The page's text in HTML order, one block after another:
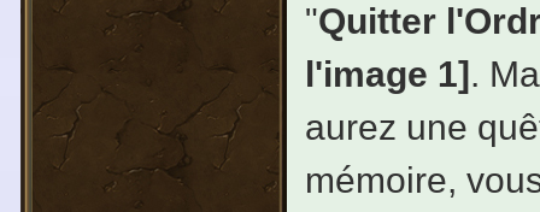
"Quitter
l'image 1] .
aurez une
mémoire,